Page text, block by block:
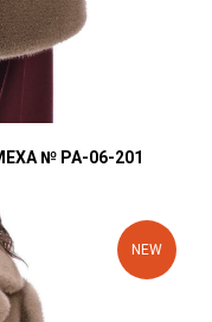
№ РА-06-201
NEW